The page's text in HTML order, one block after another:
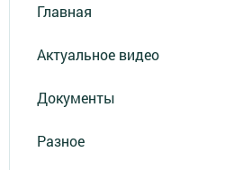
Главная
Актуальное видео
Документы
Разное